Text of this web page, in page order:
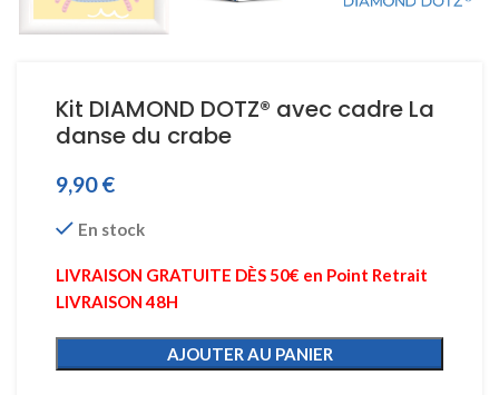
Kit DIAMOND DOTZ® avec cadre La
danse du crabe
9,90€
En stock
LIVRAISON GRATUITE DÈS 50€ en Point Retrait
LIVRAISON 48H
AJOUTER AU PANIER